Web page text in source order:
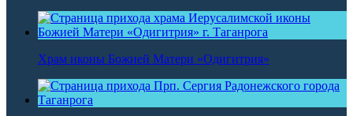
Храм иконы Божией Матери «Одигитрия»